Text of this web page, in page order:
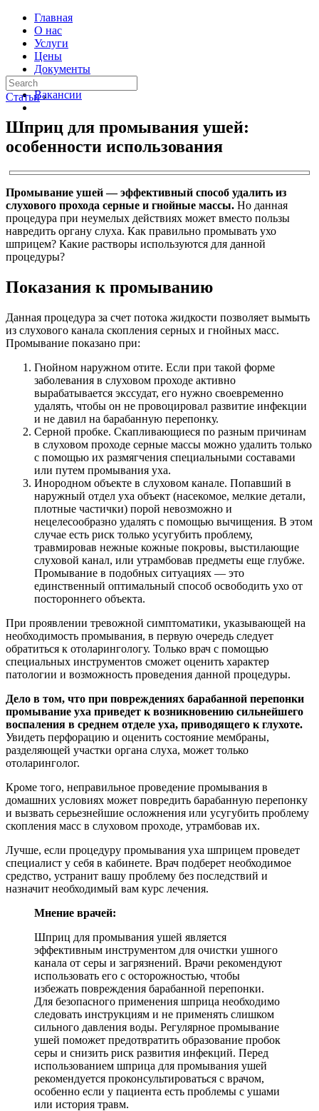
Главная
О нас
Услуги
Цены
Документы
Контакты
Вакансии
Статьи ›
Шприц для промывания ушей:
особенности использования
Промывание ушей — эффективный способ удалить из
слухового прохода серные и гнойные массы. Но данная
процедура при неумелых действиях может вместо пользы
навредить органу слуха. Как правильно промывать ухо
шприцем? Какие растворы используются для данной
процедуры?
Показания к промыванию
Данная процедура за счет потока жидкости позволяет вымыть
из слухового канала скопления серных и гнойных масс.
Промывание показано при:
Гнойном наружном отите. Если при такой форме
заболевания в слуховом проходе активно
вырабатывается экссудат, его нужно своевременно
удалять, чтобы он не провоцировал развитие инфекции
и не давил на барабанную перепонку.
Серной пробке. Скапливающиеся по разным причинам
в слуховом проходе серные массы можно удалить только
с помощью их размягчения специальными составами
или путем промывания уха.
Инородном объекте в слуховом канале. Попавший в
наружный отдел уха объект (насекомое, мелкие детали,
плотные частички) порой невозможно и
нецелесообразно удалять с помощью вычищения. В этом
случае есть риск только усугубить проблему,
травмировав нежные кожные покровы, выстилающие
слуховой канал, или утрамбовав предметы еще глубже.
Промывание в подобных ситуациях — это
единственный оптимальный способ освободить ухо от
постороннего объекта.
При проявлении тревожной симптоматики, указывающей на
необходимость промывания, в первую очередь следует
обратиться к отоларингологу. Только врач с помощью
специальных инструментов сможет оценить характер
патологии и возможность проведения данной процедуры.
Дело в том, что при повреждениях барабанной перепонки
промывание уха приведет к возникновению сильнейшего
воспаления в среднем отделе уха, приводящего к глухоте.
Увидеть перфорацию и оценить состояние мембраны,
разделяющей участки органа слуха, может только
отоларинголог.
Кроме того, неправильное проведение промывания в
домашних условиях может повредить барабанную перепонку
и вызвать серьезнейшие осложнения или усугубить проблему
скопления масс в слуховом проходе, утрамбовав их.
Лучше, если процедуру промывания уха шприцем проведет
специалист у себя в кабинете. Врач подберет необходимое
средство, устранит вашу проблему без последствий и
назначит необходимый вам курс лечения.
Мнение врачей:
Шприц для промывания ушей является
эффективным инструментом для очистки ушного
канала от серы и загрязнений. Врачи рекомендуют
использовать его с осторожностью, чтобы
избежать повреждения барабанной перепонки.
Для безопасного применения шприца необходимо
следовать инструкциям и не применять слишком
сильного давления воды. Регулярное промывание
ушей поможет предотвратить образование пробок
серы и снизить риск развития инфекций. Перед
использованием шприца для промывания ушей
рекомендуется проконсультироваться с врачом,
особенно если у пациента есть проблемы с ушами
или история травм.